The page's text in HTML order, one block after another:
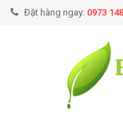
Đặt hàng ngay: 0973